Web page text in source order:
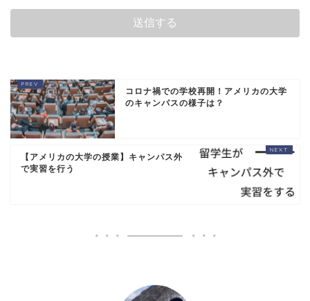
コロナ禍での学校再開！アメリカの大学
のキャンパスの様子は？
【アメリカの大学の授業】キャンパス外
で実習を行う